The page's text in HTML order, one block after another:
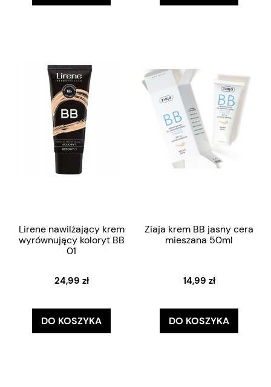
Lirene nawilżający krem
wyrównujący koloryt BB
01
24,99 zł
DO KOSZYKA
Ziaja krem BB jasny cera
mieszana 50ml
14,99 zł
DO KOSZYKA